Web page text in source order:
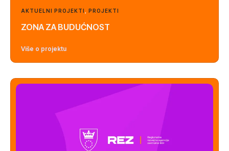
AKTUELNI PROJEKTI PROJEKTI
ZONA ZA BUDUĆNOST
Više o projektu